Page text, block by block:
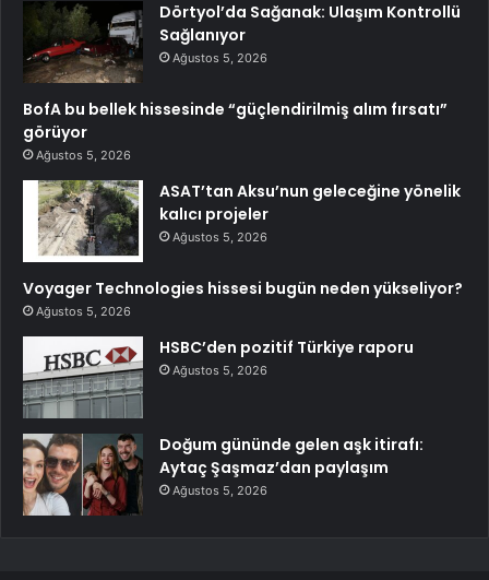
Dörtyol’da Sağanak: Ulaşım Kontrollü
Sağlanıyor
Ağustos 5, 2026
BofA bu bellek hissesinde “güçlendirilmiş alım fırsatı”
görüyor
Ağustos 5, 2026
ASAT’tan Aksu’nun geleceğine yönelik
kalıcı projeler
Ağustos 5, 2026
Voyager Technologies hissesi bugün neden yükseliyor?
Ağustos 5, 2026
HSBC’den pozitif Türkiye raporu
Ağustos 5, 2026
Doğum gününde gelen aşk itirafı:
Aytaç Şaşmaz’dan paylaşım
Ağustos 5, 2026